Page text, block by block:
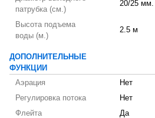
патрубка (см.)
20/25 мм.
Высота подъема
воды (м.)
2.5 м
ДОПОЛНИТЕЛЬНЫЕ
ФУНКЦИИ
Аэрация
Нет
Регулировка потока
Нет
Флейта
Да